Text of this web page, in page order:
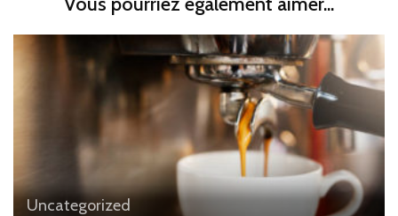
Uncategorized